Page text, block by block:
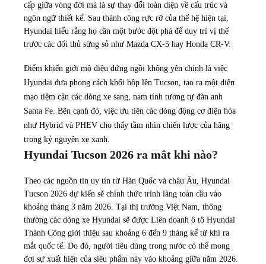
cấp giữa vòng đời mà là sự thay đổi toàn diện về cấu trúc và
ngôn ngữ thiết kế. Sau thành công rực rỡ của thế hệ hiện tại,
Hyundai hiểu rằng họ cần một bước đột phá để duy trì vị thế
trước các đối thủ sừng sỏ như Mazda CX-5 hay Honda CR-V.
Điểm khiến giới mộ điệu đứng ngồi không yên chính là việc
Hyundai đưa phong cách khối hộp lên Tucson, tạo ra một diện
mạo tiệm cận các dòng xe sang, nam tính tương tự đàn anh
Santa Fe. Bên cạnh đó, việc ưu tiên các dòng động cơ điện hóa
như Hybrid và PHEV cho thấy tầm nhìn chiến lược của hãng
trong kỷ nguyên xe xanh.
Hyundai Tucson 2026 ra mắt khi nào?
Theo các nguồn tin uy tín từ Hàn Quốc và châu Âu, Hyundai
Tucson 2026 dự kiến sẽ chính thức trình làng toàn cầu vào
khoảng tháng 3 năm 2026. Tại thị trường Việt Nam, thông
thường các dòng xe Hyundai sẽ được Liên doanh ô tô Hyundai
Thành Công giới thiệu sau khoảng 6 đến 9 tháng kể từ khi ra
mắt quốc tế. Do đó, người tiêu dùng trong nước có thể mong
đợi sự xuất hiện của siêu phẩm này vào khoảng giữa năm 2026.